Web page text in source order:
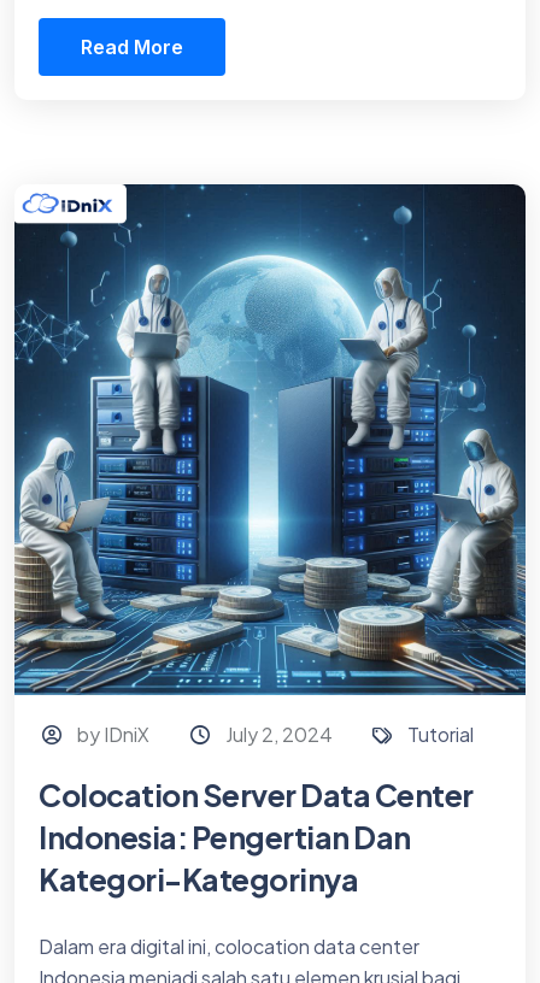
Read More
by IDniX July 2, 2024 Tutorial
Colocation Server Data Center
Indonesia: Pengertian Dan
Kategori-Kategorinya
Dalam era digital ini, colocation data center
Indonesia menjadi salah satu elemen krusial bagi